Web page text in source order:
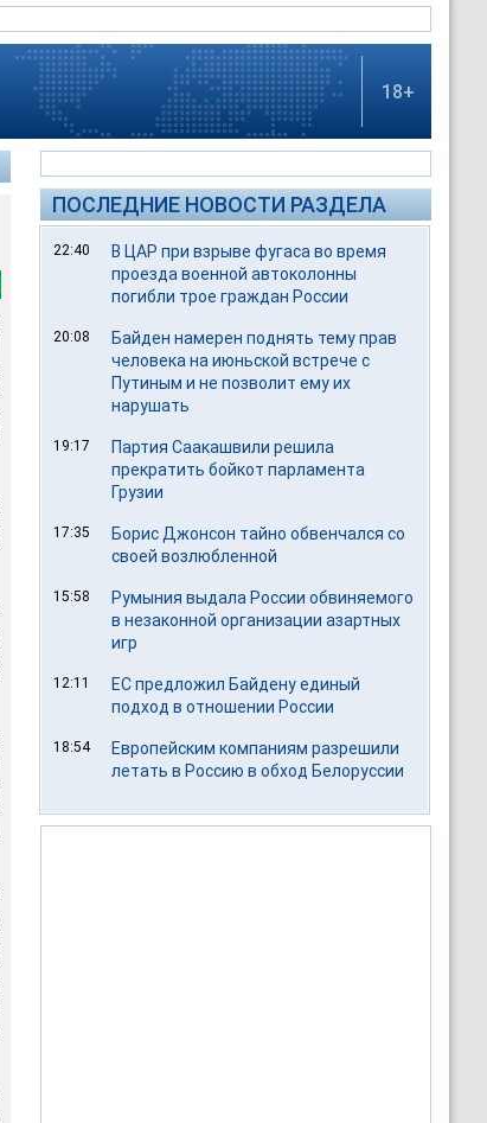
18+
ПОСЛЕДНИЕ НОВОСТИ РАЗДЕЛА
22:40
В ЦАР при взрыве фугаса во время
проезда военной автоколонны
погибли трое граждан России
20:08
Байден намерен поднять тему прав
человека на июньской встрече с
Путиным и не позволит ему их
нарушать
19:17
Партия Саакашвили решила
прекратить бойкот парламента
Грузии
17:35
Борис Джонсон тайно обвенчался со
своей возлюбленной
15:58
Румыния выдала России обвиняемого
в незаконной организации азартных
игр
12:11
ЕС предложил Байдену единый
подход в отношении России
18:54
Европейским компаниям разрешили
летать в Россию в обход Белоруссии